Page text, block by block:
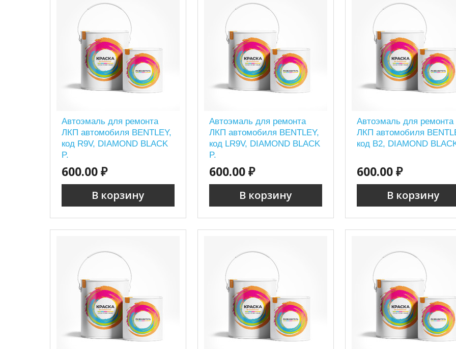
Автоэмаль для ремонта
ЛКП автомобиля BENTLEY,
код R9V, DIAMOND BLACK
P.
600.00 ₽
В корзину
Автоэмаль для ремонта
ЛКП автомобиля BENTLEY,
код LR9V, DIAMOND BLACK
P.
600.00 ₽
В корзину
Автоэмаль для ремонта
ЛКП автомобиля
код B2, DIAMOND
600.00 ₽
В корзину